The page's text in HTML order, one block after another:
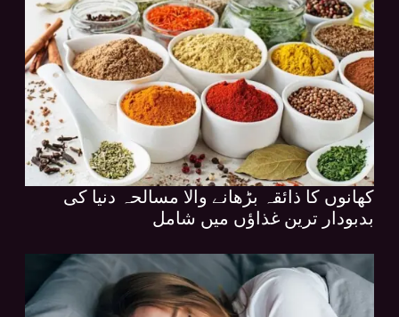
کھانوں کا ذائقہ بڑھانے والا مسالحہ دنیا کی
بدبودار ترین غذاؤں میں شامل